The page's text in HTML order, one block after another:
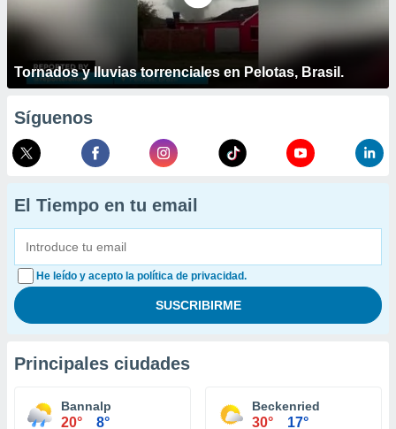
Tornados y lluvias torrenciales en Pelotas, Brasil.
Síguenos
El Tiempo en tu email
He leído y acepto la política de privacidad.
Principales ciudades
Bannalp
20° 8°
Beckenried
30° 17°